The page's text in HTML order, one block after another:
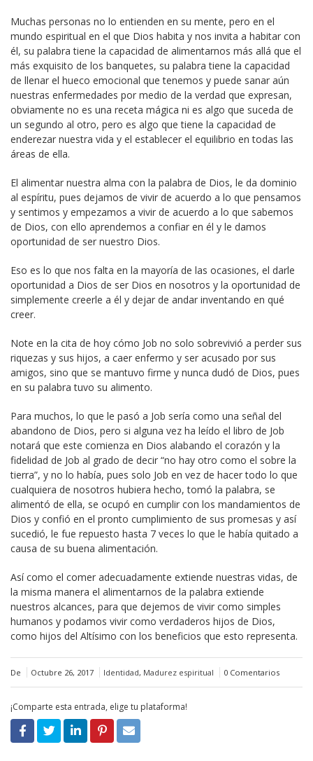
Muchas personas no lo entienden en su mente, pero en el
mundo espiritual en el que Dios habita y nos invita a habitar con
él, su palabra tiene la capacidad de alimentarnos más allá que el
más exquisito de los banquetes, su palabra tiene la capacidad
de llenar el hueco emocional que tenemos y puede sanar aún
nuestras enfermedades por medio de la verdad que expresan,
obviamente no es una receta mágica ni es algo que suceda de
un segundo al otro, pero es algo que tiene la capacidad de
enderezar nuestra vida y el establecer el equilibrio en todas las
áreas de ella.
El alimentar nuestra alma con la palabra de Dios, le da dominio
al espíritu, pues dejamos de vivir de acuerdo a lo que pensamos
y sentimos y empezamos a vivir de acuerdo a lo que sabemos
de Dios, con ello aprendemos a confiar en él y le damos
oportunidad de ser nuestro Dios.
Eso es lo que nos falta en la mayoría de las ocasiones, el darle
oportunidad a Dios de ser Dios en nosotros y la oportunidad de
simplemente creerle a él y dejar de andar inventando en qué
creer.
Note en la cita de hoy cómo Job no solo sobrevivió a perder sus
riquezas y sus hijos, a caer enfermo y ser acusado por sus
amigos, sino que se mantuvo firme y nunca dudó de Dios, pues
en su palabra tuvo su alimento.
Para muchos, lo que le pasó a Job sería como una señal del
abandono de Dios, pero si alguna vez ha leído el libro de Job
notará que este comienza en Dios alabando el corazón y la
fidelidad de Job al grado de decir “no hay otro como el sobre la
tierra”, y no lo había, pues solo Job en vez de hacer todo lo que
cualquiera de nosotros hubiera hecho, tomó la palabra, se
alimentó de ella, se ocupó en cumplir con los mandamientos de
Dios y confió en el pronto cumplimiento de sus promesas y así
sucedió, le fue repuesto hasta 7 veces lo que le había quitado a
causa de su buena alimentación.
Así como el comer adecuadamente extiende nuestras vidas, de
la misma manera el alimentarnos de la palabra extiende
nuestros alcances, para que dejemos de vivir como simples
humanos y podamos vivir como verdaderos hijos de Dios,
como hijos del Altísimo con los beneficios que esto representa.
De Octubre 26, 2017 Identidad, Madurez espiritual 0 Comentarios
¡Comparte esta entrada, elige tu plataforma!